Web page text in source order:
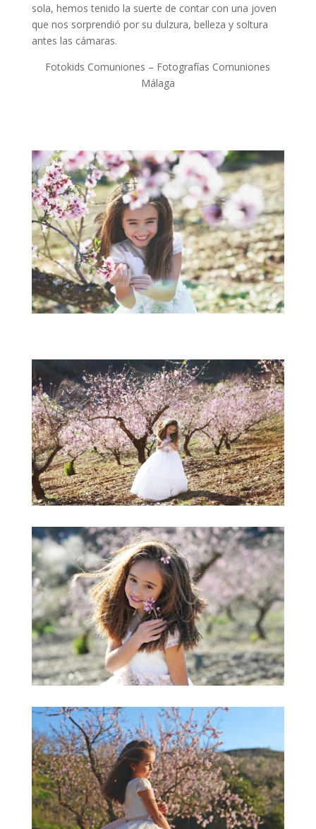
sola, hemos tenido la suerte de contar con una joven
que nos sorprendió por su dulzura, belleza y soltura
antes las cámaras.
Fotokids Comuniones – Fotografías Comuniones
Málaga